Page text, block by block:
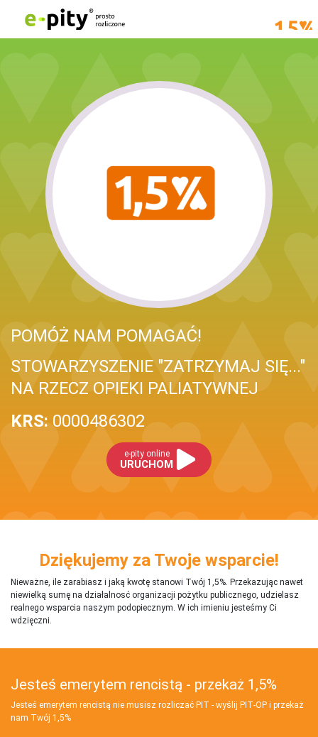
POMÓŻ NAM POMAGAĆ!
STOWARZYSZENIE "ZATRZYMAJ SIĘ..."
NA RZECZ OPIEKI PALIATYWNEJ
KRS: 0000486302
e-pity online
URUCHOM
Dziękujemy za Twoje wsparcie!
Nieważne, ile zarabiasz i jaką kwotę stanowi Twój 1,5%. Przekazując nawet
niewielką sumę na działalnosć organizacji pożytku publicznego, udzielasz
realnego wsparcia naszym podopiecznym. W ich imieniu jesteśmy Ci
wdzięczni.
Jesteś emerytem rencistą - przekaż 1,5%
Jesteś emerytem rencistą nie musisz rozliczać PIT - wyślij PIT‑OP i przekaż
nam Twój 1,5%